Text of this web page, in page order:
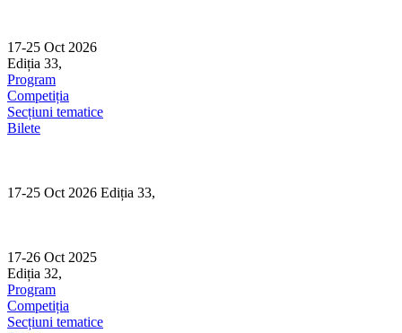
content
17-25 Oct 2026
Ediția 33,
Program
Competiția
Secțiuni tematice
Bilete
17-25 Oct 2026 Ediția 33,
17-26 Oct 2025
Ediția 32,
Program
Competiția
Secțiuni tematice